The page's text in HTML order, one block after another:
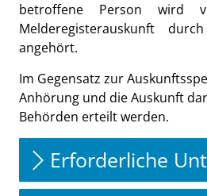
betroffene Person wird
Melderegisterauskunft
angehört.
Im Gegensatz zur
Anhörung und die Auskunft
Behörden erteilt werden.
Erforderliche